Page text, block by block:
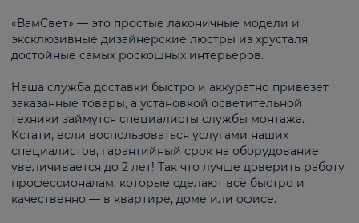
«ВамСвет» — это простые лаконичные модели и
эксклюзивные дизайнерские люстры из хрусталя,
достойные самых роскошных интерьеров.
Наша служба доставки быстро и аккуратно привезет
заказанные товары, а установкой осветительной
техники займутся специалисты службы монтажа.
Кстати, если воспользоваться услугами наших
специалистов, гарантийный срок на оборудование
увеличивается до 2 лет! Так что лучше доверить работу
профессионалам, которые сделают всё быстро и
качественно — в квартире, доме или офисе.